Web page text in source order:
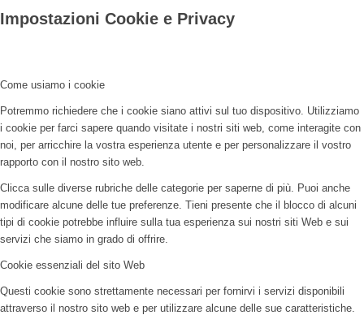
Impostazioni Cookie e Privacy
Come usiamo i cookie
Potremmo richiedere che i cookie siano attivi sul tuo dispositivo. Utilizziamo
i cookie per farci sapere quando visitate i nostri siti web, come interagite con
noi, per arricchire la vostra esperienza utente e per personalizzare il vostro
rapporto con il nostro sito web.
Clicca sulle diverse rubriche delle categorie per saperne di più. Puoi anche
modificare alcune delle tue preferenze. Tieni presente che il blocco di alcuni
tipi di cookie potrebbe influire sulla tua esperienza sui nostri siti Web e sui
servizi che siamo in grado di offrire.
Cookie essenziali del sito Web
Questi cookie sono strettamente necessari per fornirvi i servizi disponibili
attraverso il nostro sito web e per utilizzare alcune delle sue caratteristiche.